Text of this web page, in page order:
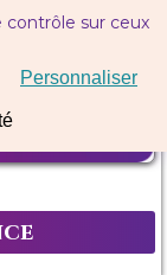
contrôle sur ceux
Personnaliser